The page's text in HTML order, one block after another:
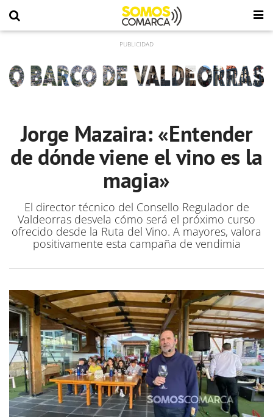
Jorge Mazaira: «Entender
de dónde viene el vino es la
magia»
El director técnico del Consello Regulador de
Valdeorras desvela cómo será el próximo curso
ofrecido desde la Ruta del Vino. A mayores, valora
positivamente esta campaña de vendimia